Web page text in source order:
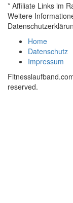
* Affiliate Links im
Weitere
Home
Datenschutz
Impressum
reserved.